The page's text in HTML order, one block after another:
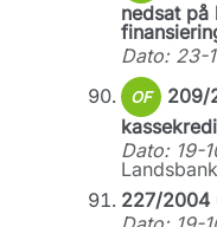
nedsat på
Dato: 23-
OF
209/
Dato: 19-
Landsbank
227/2004